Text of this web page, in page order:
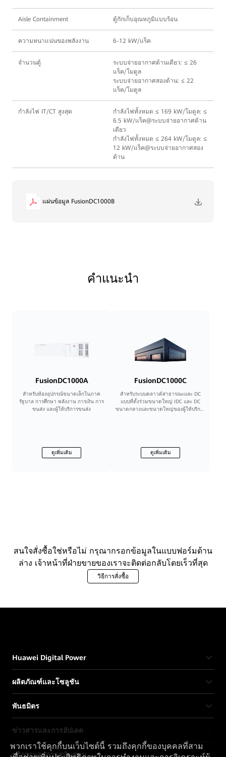
Aisle Containment ตู้กักเก็บอุณหภูมิแบบร้อน
ความหนาแน่นของพลังงาน 6-12 kW/แร็ค
จำนวนตู้
ระบบจ่ายอากาศด้านเดียว: ≤ 26
แร็ค/โมดูล
ระบบจ่ายอากาศสองด้าน: ≤ 22
แร็ค/โมดูล
กำลังไฟ IT/CT สูงสุด
กําลังไฟทั้งหมด ≤ 169 kW/โมดูล: ≤
6.5 kW/แร็ค@ระบบจ่ายอากาศด้าน
เดียว
กำลังไฟทั้งหมด ≤ 264 kW/โมดูล: ≤
12 kW/แร็ค@ระบบจ่ายอากาศสอง
ด้าน
แผ่นข้อมูล FusionDC1000B
คำแนะนำ
FusionDC1000A
สําหรับห้องอุปกรณ์ขนาดเล็กในภาค
รัฐบาล การศึกษา พลังงาน การเงิน การ
ขนส่ง และผู้ให้บริการขนส่ง
ดูเพิ่มเติม
FusionDC1000C
สําหรับระบบคลาวด์สาธารณะและ DC
แบบที่ตั้งร่วมขนาดใหญ่ IDC และ DC
ขนาดกลางและขนาดใหญ่ของผู้ให้บริการ
ดูเพิ่มเติม
สนใจสั่งซื้อใช่หรือไม่ กรุณากรอกข้อมูลในแบบฟอร์มด้าน
ล่าง เจ้าหน้าที่ฝ่ายขายของเราจะติดต่อกลับโดยเร็วที่สุด
วิธีการสั่งซื้อ
Huawei Digital Power
ผลิตภัณฑ์และโซลูชัน
พันธมิตร
ข่าวสารและการอัปเดต
บริการและการสนับสนุน
พวกเราใช้คุกกี้บนเว็บไซต์นี้ รวมถึงคุกกี้ของบุคคลที่สาม